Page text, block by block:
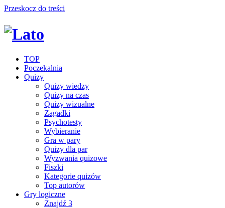
Przeskocz do treści
TOP
Poczekalnia
Quizy
Quizy wiedzy
Quizy na czas
Quizy wizualne
Zagadki
Psychotesty
Wybieranie
Gra w pary
Quizy dla par
Wyzwania quizowe
Fiszki
Kategorie quizów
Top autorów
Gry logiczne
Znajdź 3